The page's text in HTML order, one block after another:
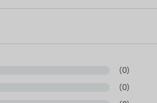
ekspluatācija.
(0)
(0)